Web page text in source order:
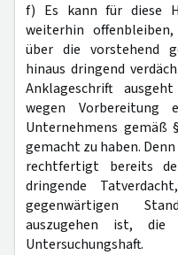
f) Es kann für diese
weiterhin
über die vorstehend
hinaus dringend
Anklageschrift
wegen Vorbereitung
Unternehmens gemäß §
gemacht zu haben.
rechtfertigt bereits
dringende
gegenwärtigen
auszugehen ist, die
Untersuchungshaft.